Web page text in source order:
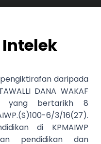
daripada
DANA WAKAF
yang bertarikh 8
6/3/16(27).
di KPMAIWP
pendidikan dan